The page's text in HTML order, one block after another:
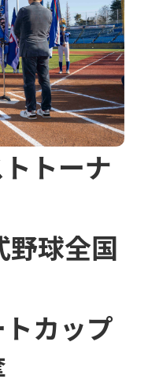
トーナ
球全国
カップ